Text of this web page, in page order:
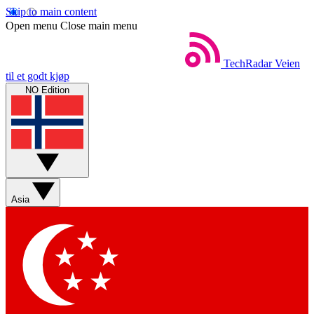
Skip to main content
Open menu Close main menu
TechRadar Veien
til et godt kjøp
NO Edition
Asia